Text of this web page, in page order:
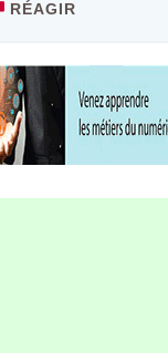
RÉAGIR